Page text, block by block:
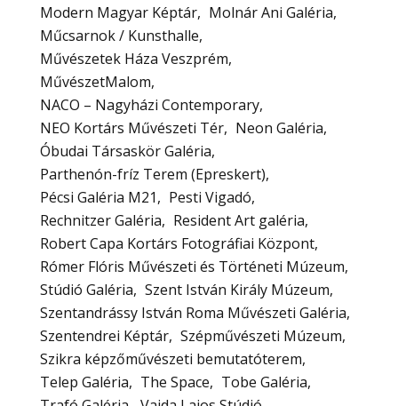
Modern Magyar Képtár
Molnár Ani Galéria
Műcsarnok / Kunsthalle
Művészetek Háza Veszprém
MűvészetMalom
NACO – Nagyházi Contemporary
NEO Kortárs Művészeti Tér
Neon Galéria
Óbudai Társaskör Galéria
Parthenón-fríz Terem (Epreskert)
Pécsi Galéria M21
Pesti Vigadó
Rechnitzer Galéria
Resident Art galéria
Robert Capa Kortárs Fotográfiai Központ
Rómer Flóris Művészeti és Történeti Múzeum
Stúdió Galéria
Szent István Király Múzeum
Szentandrássy István Roma Művészeti Galéria
Szentendrei Képtár Szépművészeti Múzeum
Szikra képzőművészeti bemutatóterem
Telep Galéria
The Space
Tobe Galéria